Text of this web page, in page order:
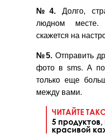
№4. Долго,
людном месте.
скажется на
№5. Отправить
фото в sms. А
только еще
между вами.
ЧИТАЙТЕ
5
красивой